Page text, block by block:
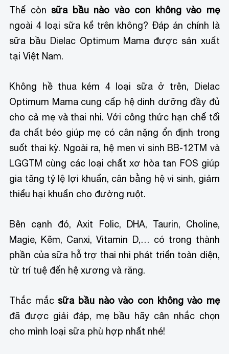
Thế còn sữa bầu nào vào con không vào mẹ
ngoài 4 loại sữa kể trên không? Đáp án chính là
sữa bầu Dielac Optimum Mama được sản xuất
tại Việt Nam.
Không hề thua kém 4 loại sữa ở trên, Dielac
Optimum Mama cung cấp hệ dinh dưỡng đầy đủ
cho cả mẹ và thai nhi. Với công thức hạn chế tối
đa chất béo giúp mẹ có cân nặng ổn định trong
suốt thai kỳ. Ngoài ra, hệ men vi sinh BB-12TM và
LGGTM cùng các loại chất xơ hòa tan FOS giúp
gia tăng tỷ lệ lợi khuẩn, cân bằng hệ vi sinh, giảm
thiểu hại khuẩn cho đường ruột.
Bên cạnh đó, Axit Folic, DHA, Taurin, Choline,
Magie, Kẽm, Canxi, Vitamin D,… có trong thành
phần của sữa hỗ trợ thai nhi phát triển toàn diện,
từ trí tuệ đến hệ xương và răng.
Thắc mắc sữa bầu nào vào con không vào mẹ
đã được giải đáp, mẹ bầu hãy cân nhắc chọn
cho mình loại sữa phù hợp nhất nhé!